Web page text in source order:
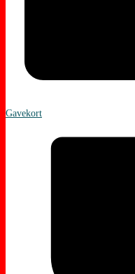
Gavekort